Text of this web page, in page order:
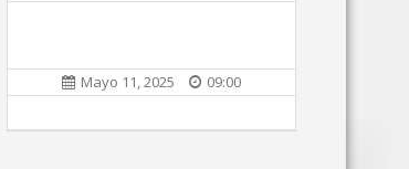
Mayo 11, 2025 09:00